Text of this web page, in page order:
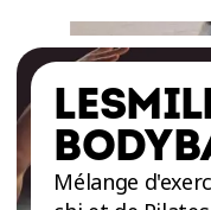
Mélange